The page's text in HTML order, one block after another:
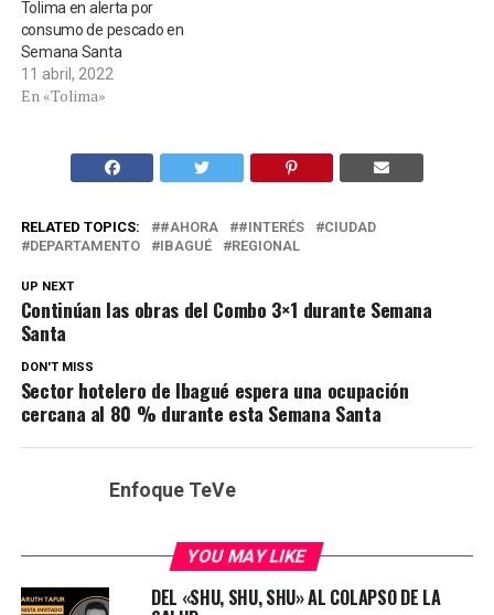
Tolima en alerta por
consumo de pescado en
Semana Santa
11 abril, 2022
En «Tolima»
RELATED TOPICS: #AHORA #INTERÉS
CIUDAD
DEPARTAMENTO
IBAGUÉ REGIONAL
UP NEXT
Continúan las obras del Combo 3×1 durante Semana
Santa
DON'T MISS
Sector hotelero de Ibagué espera una ocupación
cercana al 80 % durante esta Semana Santa
Enfoque TeVe
YOU MAY LIKE
DEL «SHU, SHU, SHU» AL COLAPSO DE LA